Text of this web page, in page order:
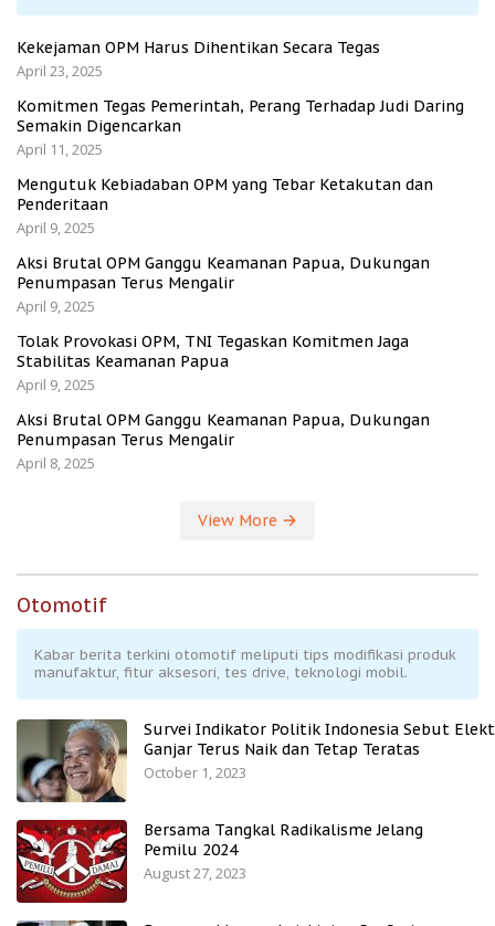
Kekejaman OPM Harus Dihentikan Secara Tegas
April 23, 2025
Komitmen Tegas Pemerintah, Perang Terhadap Judi Daring
Semakin Digencarkan
April 11, 2025
Mengutuk Kebiadaban OPM yang Tebar Ketakutan dan
Penderitaan
April 9, 2025
Aksi Brutal OPM Ganggu Keamanan Papua, Dukungan
Penumpasan Terus Mengalir
April 9, 2025
Tolak Provokasi OPM, TNI Tegaskan Komitmen Jaga
Stabilitas Keamanan Papua
April 9, 2025
Aksi Brutal OPM Ganggu Keamanan Papua, Dukungan
Penumpasan Terus Mengalir
April 8, 2025
View More
Otomotif
Kabar berita terkini otomotif meliputi tips modifikasi produk
manufaktur, fitur aksesori, tes drive, teknologi mobil.
Survei Indikator Politik Indonesia Sebut
Ganjar Terus Naik dan Tetap Teratas
October 1, 2023
Bersama Tangkal Radikalisme Jelang
Pemilu 2024
August 27, 2023